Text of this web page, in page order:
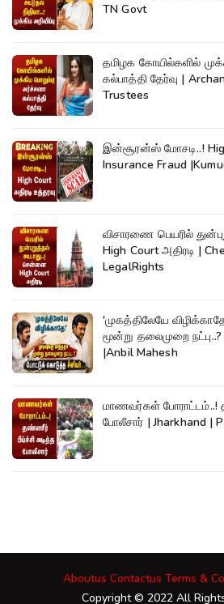
TN Govt
தமிழக கோயில்களில்
கல்பாத்தி தேர்வு |
Trustees
இன்சூரன்ஸ் மோசடி..!
Insurance Fraud
விசாரணை பெயரில்
High Court அதிரடி |
LegalRights
'முகத்திலேயே
மூன்று தலைமுறை
|Anbil Mahesh
மாணவர்கள்
போலீசார் | Jharkhand |
Aboutus Contactus Terms &
Copyright © 2022 All